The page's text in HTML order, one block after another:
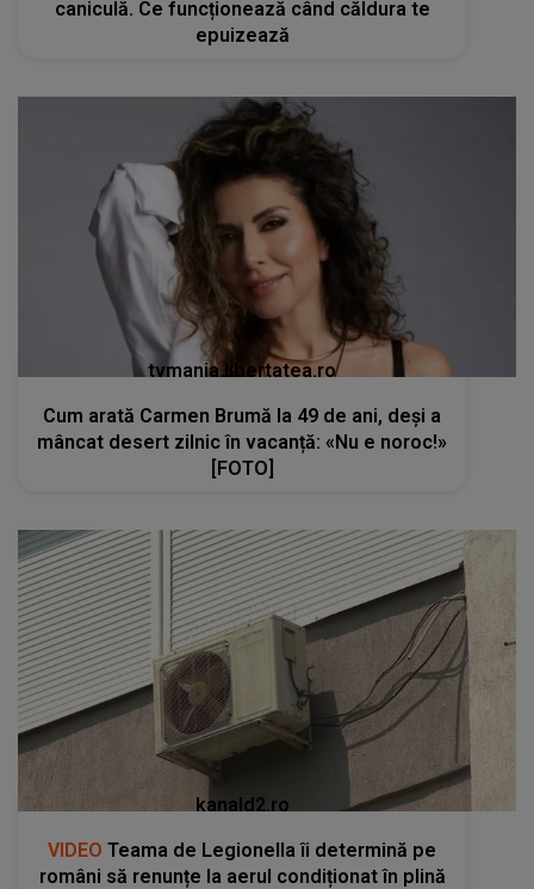
caniculă. Ce funcționează când căldura te
epuizează
tvmania.libertatea.ro
Cum arată Carmen Brumă la 49 de ani, deși a
mâncat desert zilnic în vacanță: «Nu e noroc!»
[FOTO]
kanald2.ro
VIDEO Teama de Legionella îi determină pe
români să renunțe la aerul condiționat în plină